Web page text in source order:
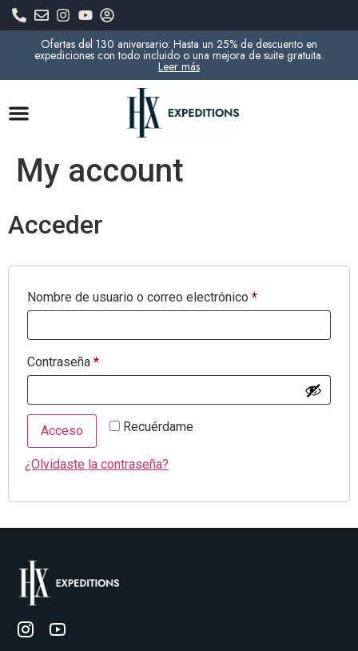
Ofertas del 130 aniversario: Hasta un 25% de descuento en
expediciones con todo incluido o una mejora de suite gratuita.
Leer más
My account
Acceder
Nombre de usuario o correo electrónico *
Contraseña *
Recuérdame
Acceso
¿Olvidaste la contraseña?